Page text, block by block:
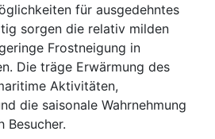
für ausgedehntes
sorgen die relativ milden
Frostneigung in
Die träge Erwärmung des
Aktivitäten,
die saisonale Wahrnehmung
Besucher.